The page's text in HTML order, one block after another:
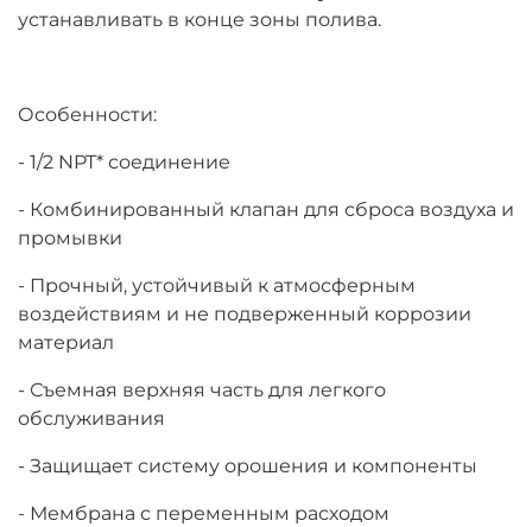
устанавливать в конце зоны полива.
Особенности:
- 1/2 NPT* соединение
- Комбинированный клапан для сброса воздуха и
промывки
- Прочный, устойчивый к атмосферным
воздействиям и не подверженный коррозии
материал
- Съемная верхняя часть для легкого
обслуживания
- Защищает систему орошения и компоненты
- Мембрана с переменным расходом